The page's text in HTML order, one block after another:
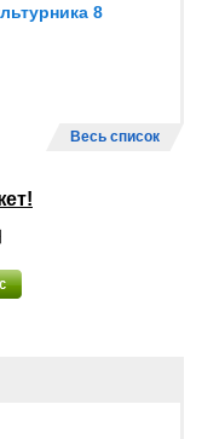
8
Весь список